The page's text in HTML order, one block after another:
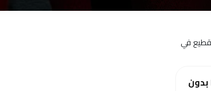
سيرفر هيدرا: أفضل اشتراك IPTV بدون